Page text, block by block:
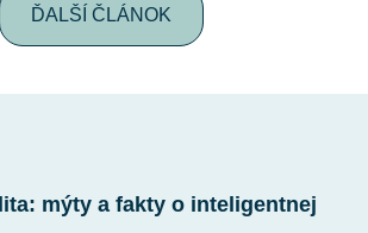
ĎALŠÍ ČLÁNOK
mýty a fakty o inteligentnej